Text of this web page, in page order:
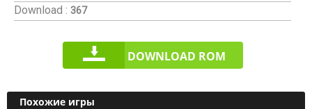
Download : 367
DOWNLOAD ROM
Похожие игры